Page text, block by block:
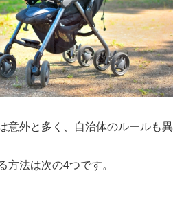
意外と多く、自治体のルールも異
方法は次の4つです。